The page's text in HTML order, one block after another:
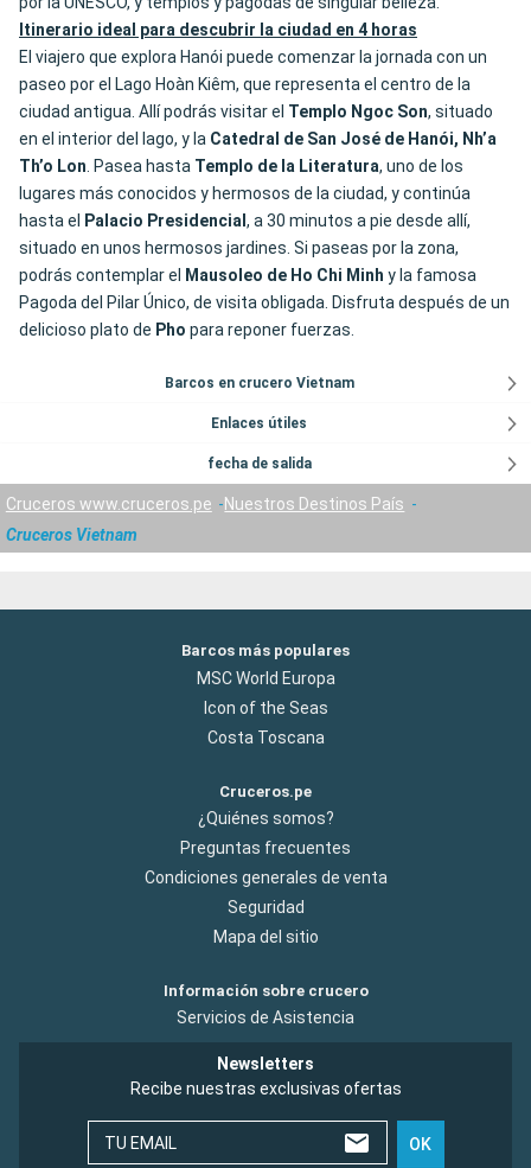
Itinerario ideal para descubrir la ciudad en 4 horas
El viajero que explora Hanói puede comenzar la jornada con un
paseo por el Lago Hoàn Kiêm, que representa el centro de la
ciudad antigua. Allí podrás visitar el Templo Ngoc Son, situado
en el interior del lago, y la Catedral de San José de Hanói, Nh’a
Th’o Lon. Pasea hasta Templo de la Literatura, uno de los
lugares más conocidos y hermosos de la ciudad, y continúa
hasta el
Palacio Presidencial , a 30 minutos a pie desde allí,
situado en unos hermosos jardines. Si paseas por la zona,
podrás contemplar el
Mausoleo de Ho Chi Minh y la famosa
Pagoda del Pilar Único, de visita obligada. Disfruta después de un
delicioso plato de Pho para reponer fuerzas.
Barcos en crucero Vietnam
Enlaces útiles
fecha de salida
Cruceros www.cruceros.pe
Nuestros Destinos País
Cruceros Vietnam
Barcos más populares
MSC World Europa
Icon of the Seas
Costa Toscana
Cruceros.pe
¿Quiénes somos?
Preguntas frecuentes
Condiciones generales de venta
Seguridad
Mapa del sitio
Información sobre crucero
Servicios de Asistencia
Newsletters
Recibe nuestras exclusivas ofertas
TU EMAIL OK